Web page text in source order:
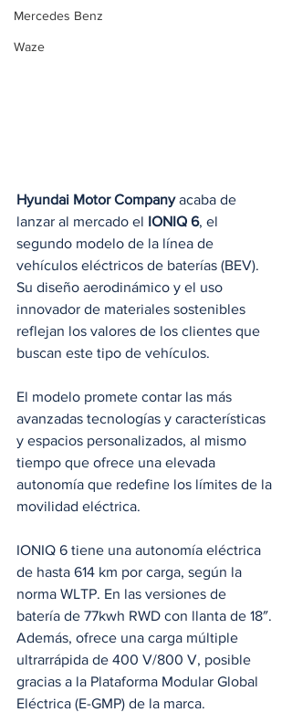
Mercedes Benz
Waze
Hyundai Motor Company acaba de
lanzar al mercado el IONIQ 6, el
segundo modelo de la línea de
vehículos eléctricos de baterías (BEV).
Su diseño aerodinámico y el uso
innovador de materiales sostenibles
reflejan los valores de los clientes que
buscan este tipo de vehículos.
El modelo promete contar las más
avanzadas tecnologías y características
y espacios personalizados, al mismo
tiempo que ofrece una elevada
autonomía que redefine los límites de la
movilidad eléctrica.
IONIQ 6 tiene una autonomía eléctrica
de hasta 614 km por carga, según la
norma WLTP. En las versiones de
batería de 77kwh RWD con llanta de 18″.
Además, ofrece una carga múltiple
ultrarrápida de 400 V/800 V, posible
gracias a la Plataforma Modular Global
Eléctrica (E-GMP) de la marca.